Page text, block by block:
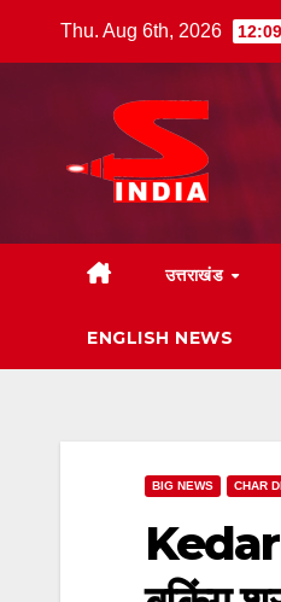
Thu. Aug 6th, 2026
उत्तराखंड
ENGLISH NEWS
BIG NEWS CHAR